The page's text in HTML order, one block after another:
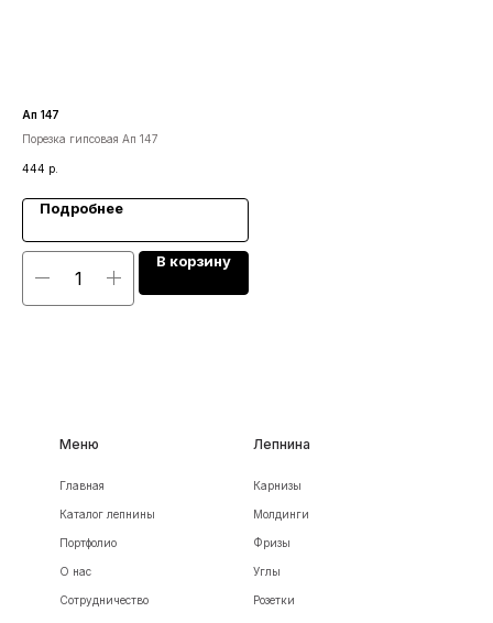
Ап 147
Порезка гипсовая Ап 147
444 р.
Подробнее
В корзину
Меню
Главная
О нас
Каталог лепнины
Портфолио
Сотрудничество
Лепнина
Карнизы
Молдинги
Фризы
Углы
Розетки